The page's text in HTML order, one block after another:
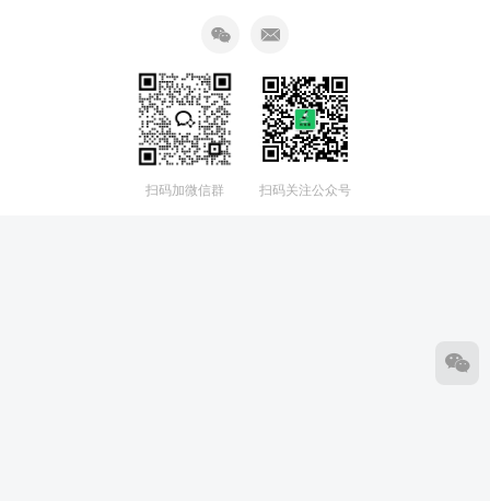
扫码加微信群 扫码关注公众号